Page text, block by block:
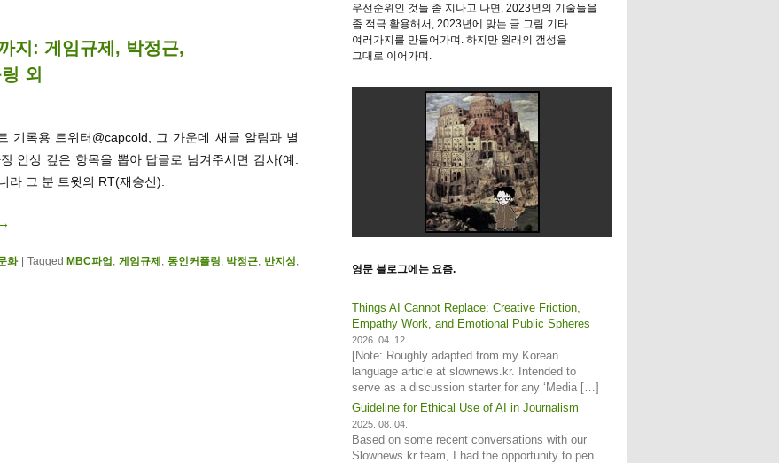
지: 게임규제, 박정근,
외
기록용 트위터@capcold, 그 가운데 새글 알림과 별
인상 깊은 항목을 뽑아 답글로 남겨주시면 감사(예:
라 그 분 트윗의 RT(재송신).
→
화 Tagged MBC파업 ,게임규제 , 동인커플링, 박정근, 반지성,
우선순위인 것들 좀 지나고 나면, 2023년의 기술들을
좀 적극 활용해서, 2023년에 맞는 글 그림 기타
여러가지를 만들어가며. 하지만 원래의 갬성을
그대로 이어가며.
영문 블로그에는 요즘.
Things AI Cannot Replace: Creative Friction,
Empathy Work, and Emotional Public Spheres
2026. 04. 12.
[Note: Roughly adapted from my Korean
language article at slownews.kr. Intended to
serve as a discussion starter for any ‘Media […]
Guideline for Ethical Use of AI in Journalism
2025. 08. 04.
Based on some recent conversations with our
Slownews.kr team, I had the opportunity to pen